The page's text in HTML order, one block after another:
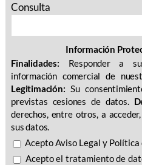
Consulta
Información
Finalidades: Responder a
información comercial de
Legitimación: Su
previstas cesiones de datos.
derechos, entre otros, a
sus datos.
AceptoAviso Legal y Política
Acepto el tratamiento de